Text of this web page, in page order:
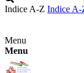
Indice A-Z Indice A-
Menu
Menu